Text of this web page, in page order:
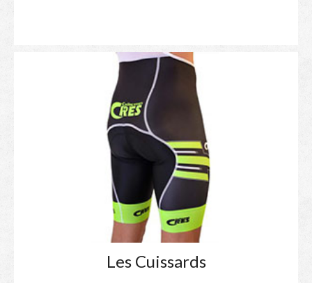
Les Cuissards